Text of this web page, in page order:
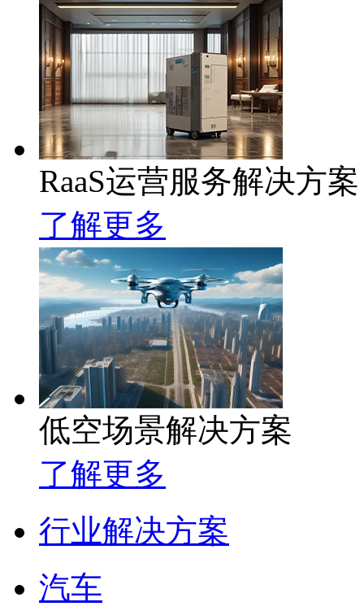
RaaS运营服务解决方案
了解更多
低空场景解决方案
了解更多
行业解决方案
汽车